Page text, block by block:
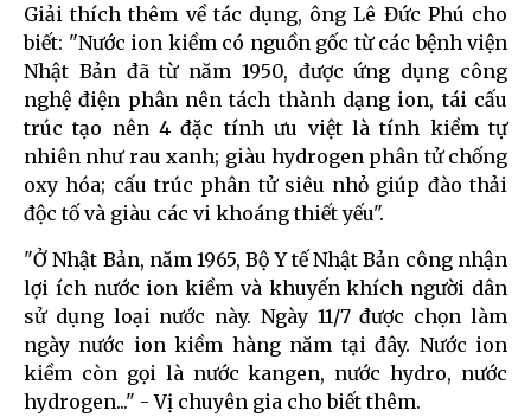
Giải thích thêm về tác dụng, ông Lê Đức Phú cho
biết: "Nước ion kiềm có nguồn gốc từ các bệnh viện
Nhật Bản đã từ năm 1950, được ứng dụng công
nghệ điện phân nên tách thành dạng ion, tái cấu
trúc tạo nên 4 đặc tính ưu việt là tính kiềm tự
nhiên như rau xanh; giàu hydrogen phân tử chống
oxy hóa; cấu trúc phân tử siêu nhỏ giúp đào thải
độc tố và giàu các vi khoáng thiết yếu".
"Ở Nhật Bản, năm 1965, Bộ Y tế Nhật Bản công nhận
lợi ích nước ion kiềm và khuyến khích người dân
sử dụng loại nước này. Ngày 11/7 được chọn làm
ngày nước ion kiềm hàng năm tại đây. Nước ion
kiềm còn gọi là nước kangen, nước hydro, nước
hydrogen..." - Vị chuyên gia cho biết thêm.